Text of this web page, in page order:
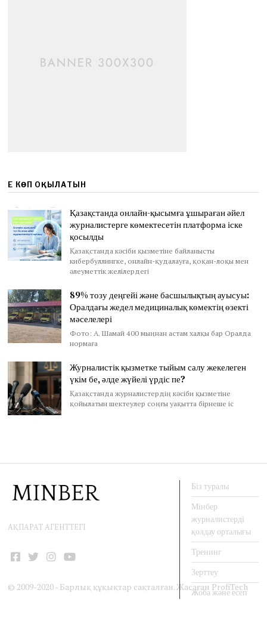
ЕҢ КӨП ОҚЫЛАТЫН
Қазақстанда онлайн-қысымға ұшыраған әйел
журналистерге көмектесетін платформа іске
қосылды
Қазақстанда кәсіби қызметіне байланысты
кибербуллингке, онлайн-қудалауға, қоқан-лоқы мен
әлеуметтік желілердегі
89% тозу деңгейі және басшылықтың ауысуы:
Оралдағы жедел медициналық көмектің өзекті
мәселелері
Фото: А. Шамай 400 мыңнан астам халқы бар Оралда
нормаға
Журналистік қызметке тыйым салу жекелеген
үкім бе, әлде жүйелі үрдіс пе?
Қазақстанда журналистердің кәсіби қызметіне
қойылатын шектеулер соңғы уақытта бірнеше іс
АҚПАРАТ АГЕНТТЕГІ
© 2009-2020 - Барлық құқықтар сақталған. Жасаған ProfiTech
Біз туралы
Мінбер
журналистерді
қолдау орталығы
Тренинг
Зерттеу
Жоба және есеп